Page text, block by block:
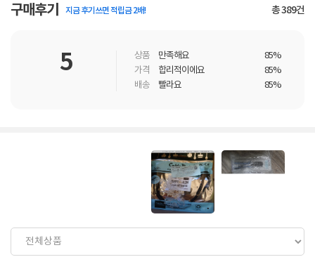
구매후기 지금 후기쓰면 적립금 2배! 총389건
5 상품 만족해요
85%
가격
합리적이에요
85%
배송
빨라요 85%